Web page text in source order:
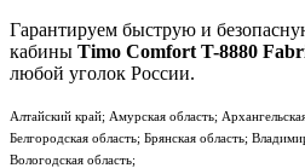
Гарантируем быструю и
кабины Timo Comfort T-8880
любой уголок России.
Алтайский край; Амурская область;
Белгородская область; Брянская область;
Вологодская область;